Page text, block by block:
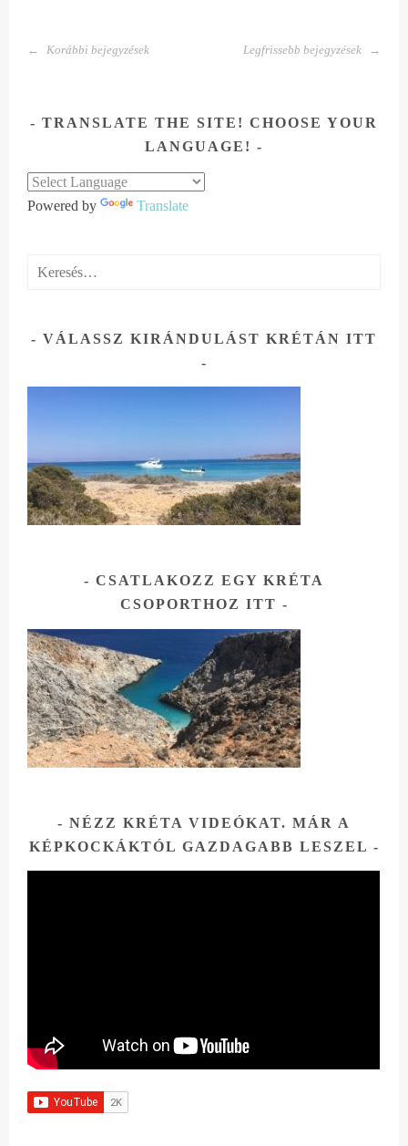
BEJEGYZÉS
Korábbi bejegyzések Legfrissebb bejegyzések
TRANSLATE THE SITE! CHOOSE YOUR
LANGUAGE!
Powered by Translate
Keresés:
VÁLASSZ KIRÁNDULÁST KRÉTÁN ITT
CSATLAKOZZ EGY KRÉTA
CSOPORTHOZ ITT
NÉZZ KRÉTA VIDEÓKAT. MÁR A
KÉPKOCKÁKTÓL GAZDAGABB LESZEL